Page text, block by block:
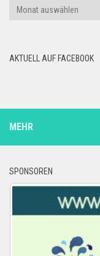
Archiv
AKTUELL AUF FACEBOOK
MEHR
SPONSOREN